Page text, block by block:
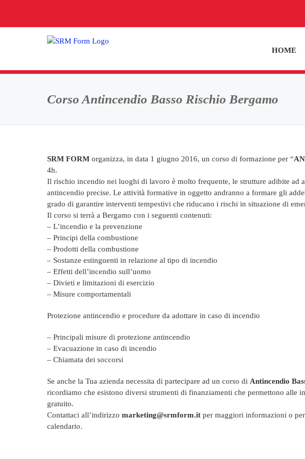
contenuto
HOME
Corso Antincendio Basso Rischio Bergamo
SRM FORM organizza, in data 1 giugno 2016, un corso di formazione per “
4h.
Il rischio incendio nei luoghi di lavoro è molto frequente, le strutture adibite ad
antincendio precise. Le attività formative in oggetto andranno a formare gli
grado di garantire interventi tempestivi che riducano i rischi in situazione di
Il corso si terrà a Bergamo con i seguenti contenuti:
– L’incendio e la prevenzione
– Principi della combustione
– Prodotti della combustione
– Sostanze estinguenti in relazione al tipo di incendio
– Effetti dell’incendio sull’uomo
– Divieti e limitazioni di esercizio
– Misure comportamentali
Protezione antincendio e procedure da adottare in caso di incendio
– Principali misure di protezione antincendio
– Evacuazione in caso di incendio
– Chiamata dei soccorsi
Se anche la Tua azienda necessita di partecipare ad un corso di Antincendio
ricordiamo che esistono diversi strumenti di finanziamenti che permettono alle
gratuito.
Contattaci all’indirizzo marketing@srmform.it per maggiori informazioni o
calendario.